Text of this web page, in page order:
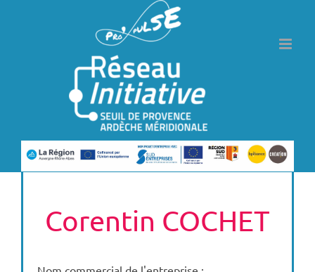
Corentin COCHET